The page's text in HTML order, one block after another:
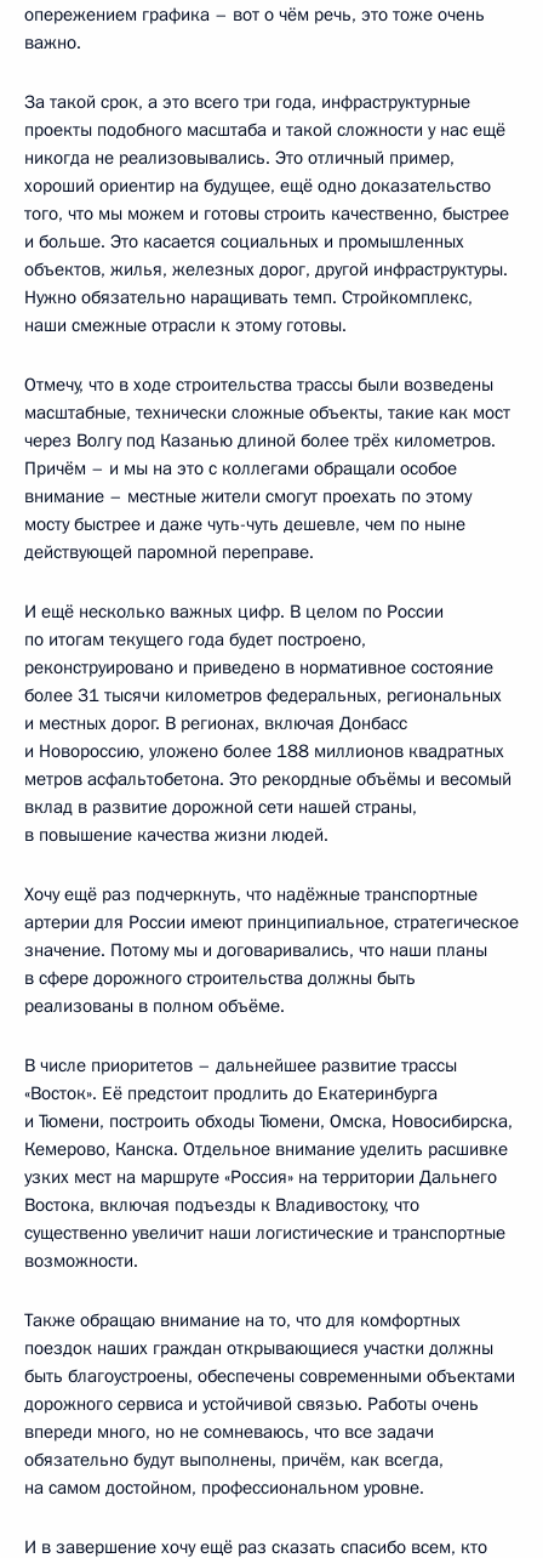
опережением графика – вот о чём речь, это тоже очень
важно.
За такой срок, а это всего три года, инфраструктурные
проекты подобного масштаба и такой сложности у нас ещё
никогда не реализовывались. Это отличный пример,
хороший ориентир на будущее, ещё одно доказательство
того, что мы можем и готовы строить качественно, быстрее
и больше. Это касается социальных и промышленных
объектов, жилья, железных дорог, другой инфраструктуры.
Нужно обязательно наращивать темп. Стройкомплекс,
наши смежные отрасли к этому готовы.
Отмечу, что в ходе строительства трассы были возведены
масштабные, технически сложные объекты, такие как мост
через Волгу под Казанью длиной более трёх километров.
Причём – и мы на это с коллегами обращали особое
внимание – местные жители смогут проехать по этому
мосту быстрее и даже чуть-чуть дешевле, чем по ныне
действующей паромной переправе.
И ещё несколько важных цифр. В целом по России
по итогам текущего года будет построено,
реконструировано и приведено в нормативное состояние
более 31 тысячи километров федеральных, региональных
и местных дорог. В регионах, включая Донбасс
и Новороссию, уложено более 188 миллионов квадратных
метров асфальтобетона. Это рекордные объёмы и весомый
вклад в развитие дорожной сети нашей страны,
в повышение качества жизни людей.
Хочу ещё раз подчеркнуть, что надёжные транспортные
артерии для России имеют принципиальное, стратегическое
значение. Потому мы и договаривались, что наши планы
в сфере дорожного строительства должны быть
реализованы в полном объёме.
В числе приоритетов – дальнейшее развитие трассы
«Восток». Её предстоит продлить до Екатеринбурга
и Тюмени, построить обходы Тюмени, Омска, Новосибирска,
Кемерово, Канска. Отдельное внимание уделить расшивке
узких мест на маршруте «Россия» на территории Дальнего
Востока, включая подъезды к Владивостоку, что
существенно увеличит наши логистические и транспортные
возможности.
Также обращаю внимание на то, что для комфортных
поездок наших граждан открывающиеся участки должны
быть благоустроены, обеспечены современными объектами
дорожного сервиса и устойчивой связью. Работы очень
впереди много, но не сомневаюсь, что все задачи
обязательно будут выполнены, причём, как всегда,
на самом достойном, профессиональном уровне.
И в завершение хочу ещё раз сказать спасибо всем, кто